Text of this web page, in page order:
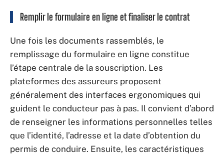
Remplir le formulaire en ligne et finaliser le contrat
Une fois les documents rassemblés, le
remplissage du formulaire en ligne constitue
l’étape centrale de la souscription. Les
plateformes des assureurs proposent
généralement des interfaces ergonomiques qui
guident le conducteur pas à pas. Il convient d’abord
de renseigner les informations personnelles telles
que l’identité, l’adresse et la date d’obtention du
permis de conduire. Ensuite, les caractéristiques